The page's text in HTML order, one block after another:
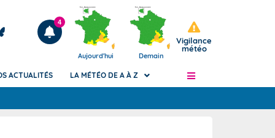
Articles
4
Aujourd'hui Demain
Vigilance
météo
ACTUALITÉS LA MÉTÉO DE A À Z